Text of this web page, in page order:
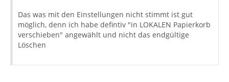
Das was mit den Einstellungen nicht stimmt ist gut
möglich, denn ich habe defintiv "in LOKALEN Papierkorb
verschieben" angewählt und nicht das endgültige
Löschen